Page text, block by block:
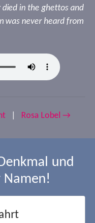
died in the ghettos and
was never heard from
Rosa Lobel →
und
Namen!